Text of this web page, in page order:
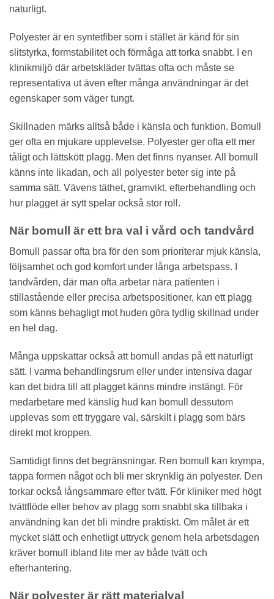
naturligt.
Polyester är en syntetfiber som i stället är känd för sin
slitstyrka, formstabilitet och förmåga att torka snabbt. I en
klinikmiljö där arbetskläder tvättas ofta och måste se
representativa ut även efter många användningar är det
egenskaper som väger tungt.
Skillnaden märks alltså både i känsla och funktion. Bomull
ger ofta en mjukare upplevelse. Polyester ger ofta ett mer
tåligt och lättskött plagg. Men det finns nyanser. All bomull
känns inte likadan, och all polyester beter sig inte på
samma sätt. Vävens täthet, gramvikt, efterbehandling och
hur plagget är sytt spelar också stor roll.
När bomull är ett bra val i vård och tandvård
Bomull passar ofta bra för den som prioriterar mjuk känsla,
följsamhet och god komfort under långa arbetspass. I
tandvården, där man ofta arbetar nära patienten i
stillastående eller precisa arbetspositioner, kan ett plagg
som känns behagligt mot huden göra tydlig skillnad under
en hel dag.
Många uppskattar också att bomull andas på ett naturligt
sätt. I varma behandlingsrum eller under intensiva dagar
kan det bidra till att plagget känns mindre instängt. För
medarbetare med känslig hud kan bomull dessutom
upplevas som ett tryggare val, särskilt i plagg som bärs
direkt mot kroppen.
Samtidigt finns det begränsningar. Ren bomull kan krympa,
tappa formen något och bli mer skrynklig än polyester. Den
torkar också långsammare efter tvätt. För kliniker med högt
tvättflöde eller behov av plagg som snabbt ska tillbaka i
användning kan det bli mindre praktiskt. Om målet är ett
mycket slätt och enhetligt uttryck genom hela arbetsdagen
kräver bomull ibland lite mer av både tvätt och
efterhantering.
När polyester är rätt materialval